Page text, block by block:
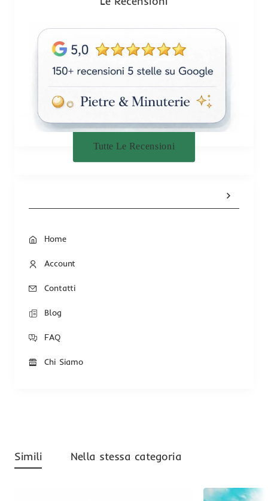
Tutte Le Recensioni
Home
Account
Contatti
Blog
FAQ
Chi Siamo
Simili Nella stessa categoria